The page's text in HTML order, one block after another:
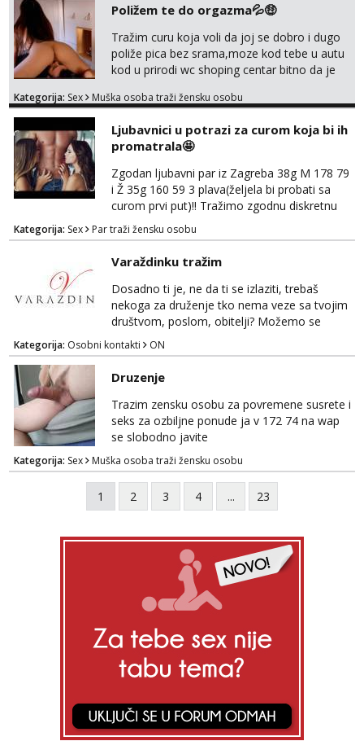
Poližem te do orgazma💦🤑
Tražim curu koja voli da joj se dobro i dugo
poliže pica bez srama,moze kod tebe u autu
kod u prirodi wc shoping centar bitno da je
jer nisam solo. Zgodan sam i diskretan,sliku
za brz dogovor Kontakt 0958759047
Kategorija: Sex Muška osoba traži žensku osobu
Ljubavnici u potrazi za curom koja bi ih
promatrala🤩
Zgodan ljubavni par iz Zagreba 38g M 178 79
i Ž 35g 160 59 3 plava(željela bi probati sa
curom prvi put)!! Tražimo zgodnu diskretnu
curu koja bi nas promatrala dok imamo
žestok odnos. Može se pridruziti ali i ne
mora.Bitno da uzivamo diskretno anonimno
bez upoznavanja puno.Sliku mozemo
razmjeniti,ali najbolje uzivo se upoznati. Na
goo smo do 15.8 poslije tog mozemo se
druziti,javi se na mail il...
Kategorija: Sex Par traži žensku osobu
Varaždinku tražim
Dosadno ti je, ne da ti se izlaziti, trebaš
nekoga za druženje tko nema veze sa tvojim
društvom, poslom, obitelji? Možemo se
podružiti i zabaviti na razne načine. Makni se
od svakodnevice samnom. Javi se na
Whatsapp. Samo Varaždin i okolica.
Kategorija: Osobni kontakti ON
Druzenje
Trazim zensku osobu za povremene susrete i
seks za ozbiljne ponude ja v 172 74 na wap
se slobodno javite
Kategorija: Sex Muška osoba traži žensku osobu
1 2 3 4 ... 23